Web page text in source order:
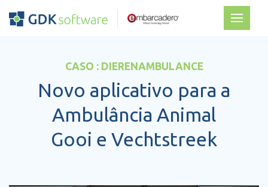
CASO : DIERENAMBULANCE
Novo aplicativo para a
Ambulância Animal
Gooi e Vechtstreek